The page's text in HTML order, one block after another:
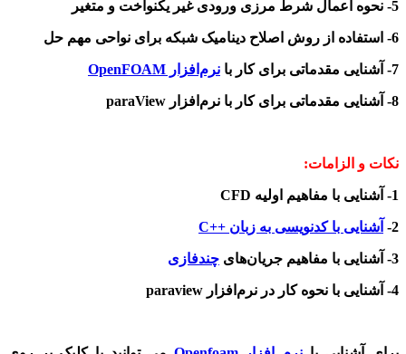
5- نحوه اعمال شرط مرزی ورودی غیر یکنواخت و متغیر
6- استفاده از روش اصلاح دینامیک شبکه برای نواحی مهم حل
7- آشنایی مقدماتی برای کار با نرم‌افزار OpenFOAM
8- آشنایی مقدماتی برای کار با نرم‌افزار paraView
نکات و الزامات:
1- آشنایی با مفاهیم اولیه CFD
2- آشنایی با کدنویسی به زبان ++C
3- آشنایی با مفاهیم جریان‌های چندفازی
4- آشنایی با نحوه کار در نرم‌افزار paraview